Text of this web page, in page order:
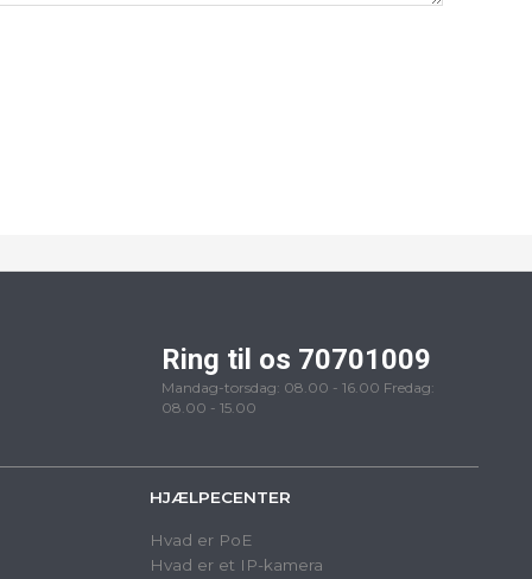
Ring til os 70701009
Mandag-torsdag: 08.00 - 16.00 Fredag:
08.00 - 15.00
HJÆLPECENTER
Hvad er PoE
Hvad er et IP-kamera